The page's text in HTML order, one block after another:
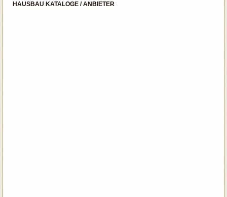
HAUSBAU KATALOGE / ANBIETER